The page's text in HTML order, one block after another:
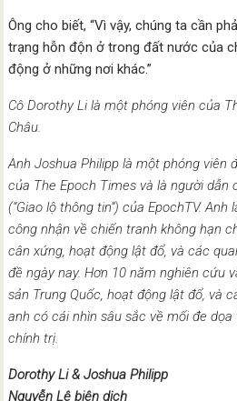
Ông cho biết, “Vì vậy, chúng ta cần
trạng hỗn độn ở trong đất nước của
động ở những nơi khác.”
Cô Dorothy Li là một phóng viên của
Châu.
Anh Joshua Philipp là một phóng viên
của The Epoch Times và là người dẫn
(“Giao lộ thông tin”) của EpochTV.
công nhận về chiến tranh không hạn
cân xứng, hoạt động lật đổ, và các
đề ngày nay. Hơn 10 năm nghiên cứu
sản Trung Quốc, hoạt động lật đổ, và
anh có cái nhìn sâu sắc về mối đe
chính trị.
Dorothy Li & Joshua Philipp
Nguyễn Lê biên dịch